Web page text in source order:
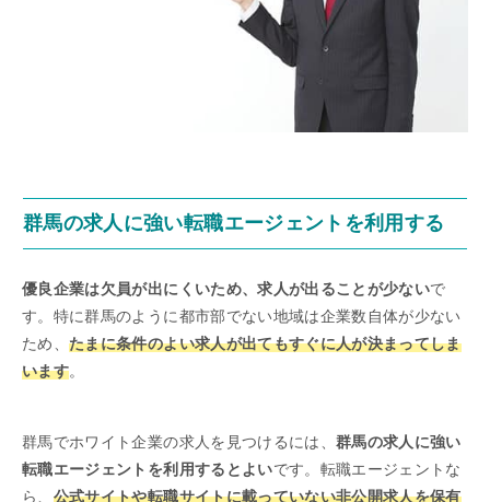
群馬の求人に強い転職エージェントを利用する
優良企業は欠員が出にくいため、求人が出ることが少ないで
す。特に群馬のように都市部でない地域は企業数自体が少ない
ため、たまに条件のよい求人が出てもすぐに人が決まってしま
います。
群馬でホワイト企業の求人を見つけるには、 群馬の求人に強い
転職エージェントを利用するとよいです。転職エージェントな
ら、 公式サイトや転職サイトに載っていない非公開求人を保有